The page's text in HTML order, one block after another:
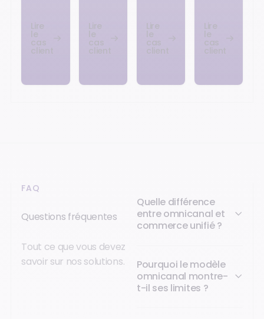
Lire
le
cas
client
Lire
le
cas
client
Lire
le
cas
client
Lire
le
cas
client
FAQ
Questions fréquentes
Tout ce que vous devez
savoir sur nos solutions.
Quelle différence
entre omnicanal et
commerce unifié ?
Pourquoi le modèle
omnicanal montre-
t-il ses limites ?